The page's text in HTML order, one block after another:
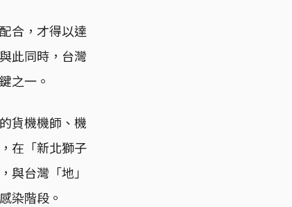
合，才得以達
此同時，台灣
之一。
貨機機師、機
在「新北獅子
與台灣「地」
染階段。